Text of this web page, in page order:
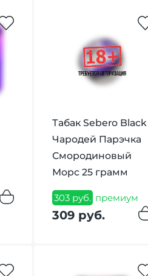
Табак Sebero Black
Чародей Парэчка
Смородиновый
Морс 25 грамм
303 руб. премиум
309 руб.